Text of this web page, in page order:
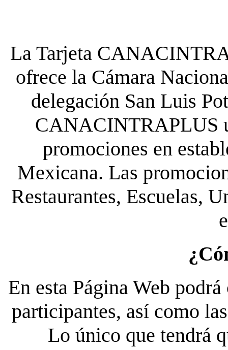
La Tarjeta
ofrece la Cámara
delegación San Luis
CANACINTRAPLUS
promociones en
Mexicana. Las
Restaurantes, Escuelas,
En esta Página Web
participantes, así como
Lo único que tendrá